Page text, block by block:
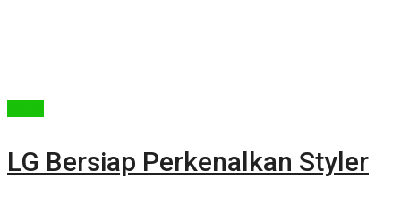
LG Bersiap Perkenalkan Styler